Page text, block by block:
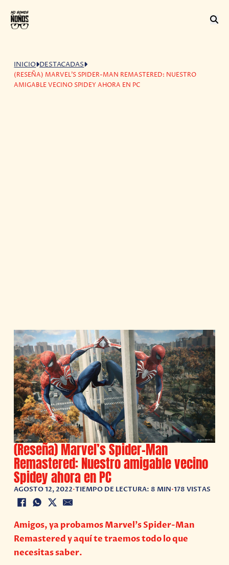
INICIO DESTACADAS
(RESEÑA) MARVEL’S SPIDER-MAN REMASTERED: NUESTRO
AMIGABLE VECINO SPIDEY AHORA EN PC
(Reseña) Marvel’s Spider-Man
Remastered: Nuestro amigable vecino
Spidey ahora en PC
AGOSTO 12, 2022•TIEMPO DE LECTURA: 8 MIN•178 VISTAS
Amigos, ya probamos Marvel’s Spider-Man
Remastered y aquí te traemos todo lo que
necesitas saber.